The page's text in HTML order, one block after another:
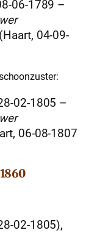
06-1789 –
04-09-
02-1805 –
06-08-1807
02-1805),